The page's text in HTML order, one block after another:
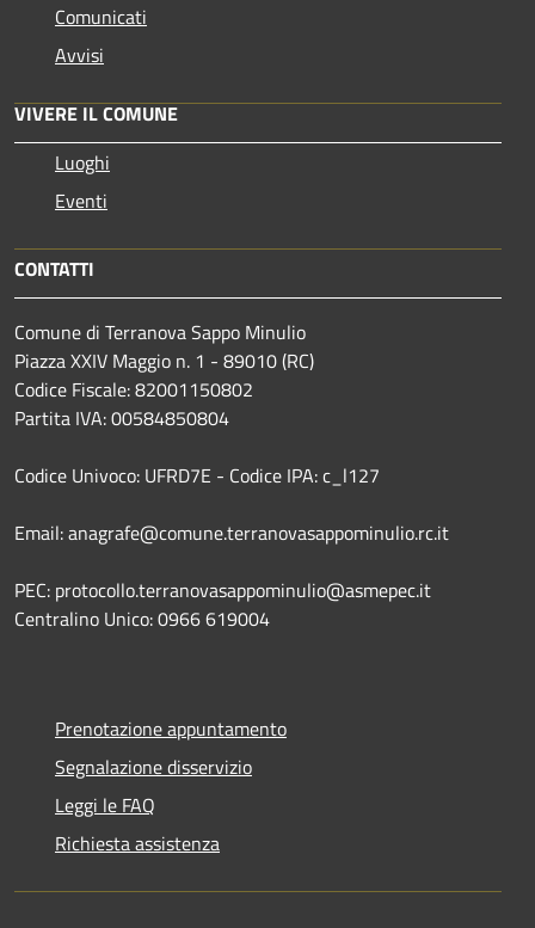
Comunicati
Avvisi
VIVERE IL COMUNE
Luoghi
Eventi
CONTATTI
Comune di Terranova Sappo Minulio
Piazza XXIV Maggio n. 1 - 89010 (RC)
Codice Fiscale: 82001150802
Partita IVA: 00584850804
Codice Univoco: UFRD7E - Codice IPA: c_l127
Email: anagrafe@comune.terranovasappominulio.rc.it
PEC: protocollo.terranovasappominulio@asmepec.it
Centralino Unico: 0966 619004
Prenotazione appuntamento
Segnalazione disservizio
Leggi le FAQ
Richiesta assistenza